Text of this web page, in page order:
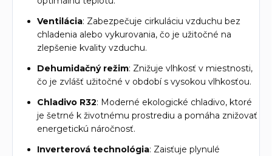
Ventilácia: Zabezpečuje cirkuláciu vzduchu bez
chladenia alebo vykurovania, čo je užitočné na
zlepšenie kvality vzduchu.
Dehumidačný režim: Znižuje vlhkosť v miestnosti,
čo je zvlášť užitočné v období s vysokou vlhkosťou.
Chladivo R32: Moderné ekologické chladivo, ktoré
je šetrné k životnému prostrediu a pomáha znižovať
energetickú náročnosť.
Inverterová technológia: Zaisťuje plynulé